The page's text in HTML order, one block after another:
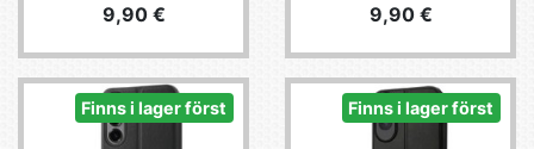
Pris
9,90 € Pris
9,90 €
Finns i lager först Finns i lager först